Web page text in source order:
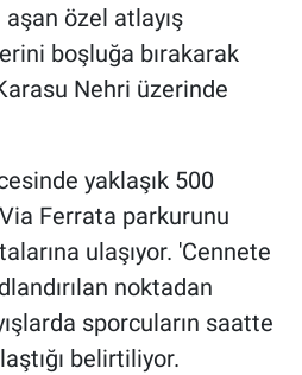
özel atlayış
boşluğa bırakarak
Nehri üzerinde
yaklaşık 500
Ferrata parkurunu
ulaşıyor. 'Cennete
noktadan
sporcuların saatte
belirtiliyor.